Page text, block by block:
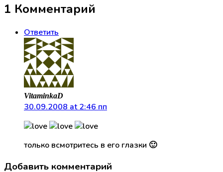
1 Комментарий
Ответить
VitaminkaD
30.09.2008 at 2:46 пп
только всмотритесь в его глазки 🙂
Добавить комментарий